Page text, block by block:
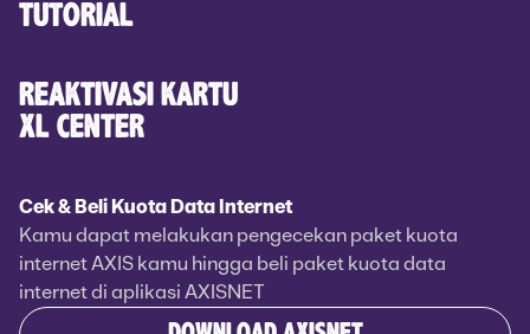
TUTORIAL
REAKTIVASI KARTU
XL CENTER
Cek & Beli Kuota Data Internet
Kamu dapat melakukan pengecekan paket kuota
internet AXIS kamu hingga beli paket kuota data
internet di aplikasi AXISNET